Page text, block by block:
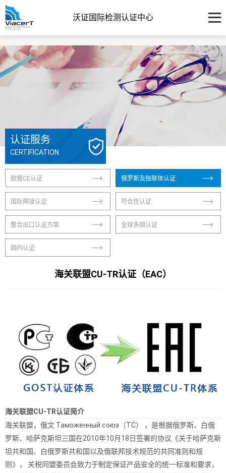
沃证国际检测认证中心
认证服务
CERTIFICATION
欧盟CE认证 俄罗斯及独联体认证
国际焊接认证 符合性认证
整合出口认证方案 全球多国认证
国内认证
海关联盟CU-TR认证（EAC）
海关联盟CU-TR认证简介
海关联盟，俄文 Таможенный союз（TC） ，是根据俄罗斯、白俄
罗斯、哈萨克斯坦三国在2010年10月18日签署的协议《关于哈萨克斯
坦共和国、白俄罗斯共和国以及俄联邦技术规范的共同准则和规
则》， 关税同盟委员会致力于制定保证产品安全的统一标准和要求，